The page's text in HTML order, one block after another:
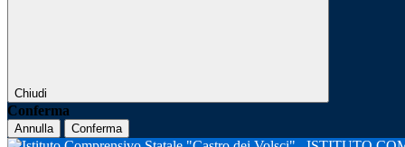
Chiudi
Conferma
Annulla Conferma